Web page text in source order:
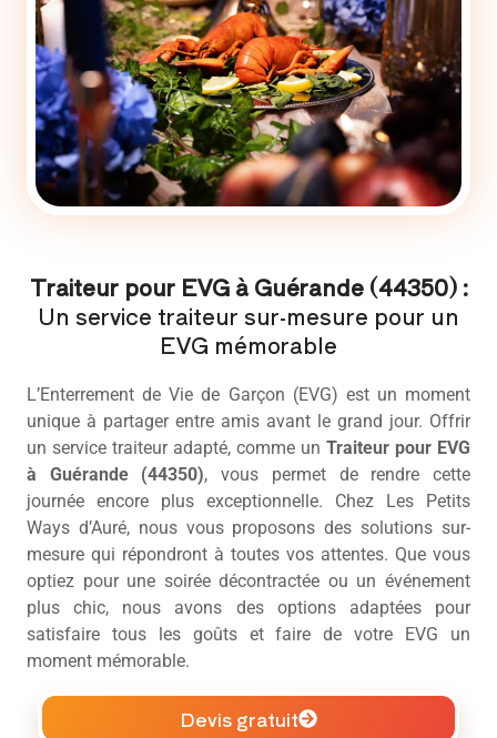
Traiteur pour EVG à Guérande (44350) :
Un service traiteur sur-mesure pour un
EVG mémorable
L’Enterrement de Vie de Garçon (EVG) est un moment
unique à partager entre amis avant le grand jour. Offrir
un service traiteur adapté, comme un Traiteur pour EVG
à Guérande (44350), vous permet de rendre cette
journée encore plus exceptionnelle. Chez Les Petits
Ways d’Auré, nous vous proposons des solutions sur-
mesure qui répondront à toutes vos attentes. Que vous
optiez pour une soirée décontractée ou un événement
plus chic, nous avons des options adaptées pour
satisfaire tous les goûts et faire de votre EVG un
moment mémorable.
Devis gratuit